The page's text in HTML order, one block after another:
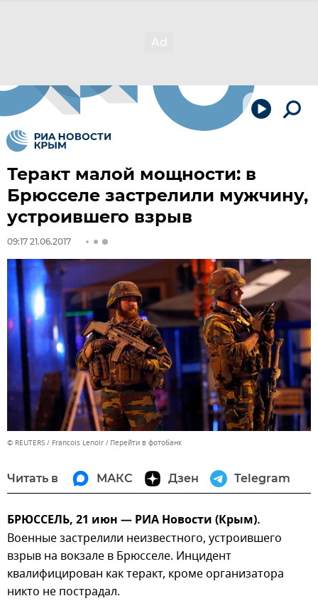
Теракт малой мощности: в
Брюсселе застрелили мужчину,
устроившего взрыв
09:17 21.06.2017
© REUTERS / Francois Lenoir Перейти в фотобанк
Читать в МАКС Дзен Telegram
БРЮССЕЛЬ, 21 июн — РИА Новости (Крым).
Военные застрелили неизвестного, устроившего
взрыв на вокзале в Брюсселе. Инцидент
квалифицирован как теракт, кроме организатора
никто не пострадал.